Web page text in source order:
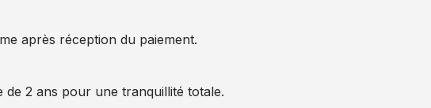
après réception du paiement.
2 ans pour une tranquillité totale.